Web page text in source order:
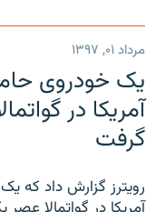
مرداد ۰۱, ۱۳۹۷
یک خودروی
آمریکا در
گرفت
رویترز گزارش داد که